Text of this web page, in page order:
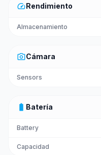
speedRendimiento
Almacenamiento
photo_cameraCámara
Sensors
battery_full Batería
Battery
Capacidad